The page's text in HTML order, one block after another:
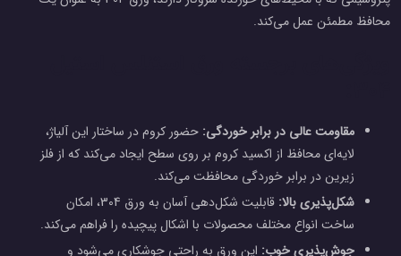
محافظ مطمئن عمل می‌کند.
مقاومت عالی در برابر خوردگی: حضور کروم در ساختار این آلیاژ،
لایه‌ای محافظ از اکسید کروم بر روی سطح ایجاد می‌کند که از فلز
زیرین در برابر خوردگی محافظت می‌کند.
شکل‌پذیری بالا:
قابلیت شکل‌دهی آسان به ورق 304، امکان
ساخت انواع مختلف محصولات با اشکال پیچیده را فراهم می‌کند.
جوش‌پذیری خوب: این ورق به راحتی جوشکاری می‌شود و